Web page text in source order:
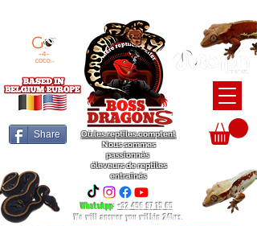
Share
Où les reptiles comptent
Nous sommes
passionnés
éleveurs de reptiles
entraînés
WhatsApp:+32 456 97 15 65
We will answer you within 24hrs.